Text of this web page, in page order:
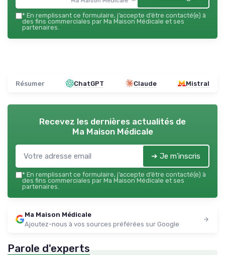
* En remplissant ce formulaire, j’accepte d’être contacté(e) à
des fins commerciales par Ma Maison Médicale et ses
partenaires.
Résumer ChatGPT Claude Mistral
Recevez les dernières actualités de
Ma Maison Médicale
➔ Je m'inscris
* En remplissant ce formulaire, j’accepte d’être contacté(e) à
des fins commerciales par Ma Maison Médicale et ses
partenaires.
Ma Maison Médicale
Ajoutez-nous à vos sources préférées sur Google
Parole d'experts